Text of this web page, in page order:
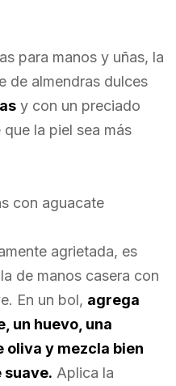
para manos y uñas, la
de almendras dulces
y con un preciado
que la piel sea más
con aguacate
agrietada, es
de manos casera con
En un bol, agrega
un huevo, una
y mezcla bien
suave. Aplica la